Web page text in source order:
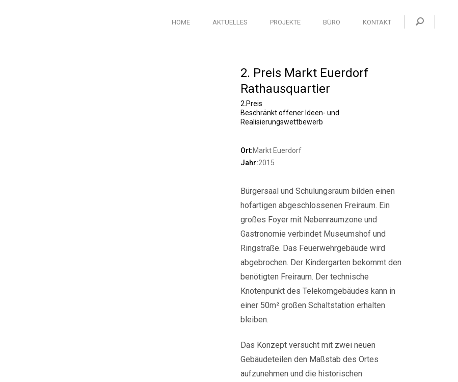
HOME AKTUELLES PROJEKTE BÜRO KONTAKT
2. Preis Markt Euerdorf
Rathausquartier
2.Preis
Beschränkt offener Ideen- und
Realisierungswettbewerb
Ort:Markt Euerdorf
Jahr:2015
Bürgersaal und Schulungsraum bilden einen
hofartigen abgeschlossenen Freiraum. Ein
großes Foyer mit Nebenraumzone und
Gastronomie verbindet Museumshof und
Ringstraße. Das Feuerwehrgebäude wird
abgebrochen. Der Kindergarten bekommt den
benötigten Freiraum. Der technische
Knotenpunkt des Telekomgebäudes kann in
einer 50m² großen Schaltstation erhalten
bleiben.
Das Konzept versucht mit zwei neuen
Gebäudeteilen den Maßstab des Ortes
aufzunehmen und die historischen